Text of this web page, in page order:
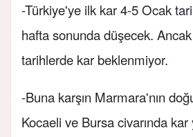
-Türkiye'ye ilk kar 4-5 Ocak
hafta sonunda düşecek.
tarihlerde kar beklenmiyor.
-Buna karşın Marmara'nın
Kocaeli ve Bursa civarında kar